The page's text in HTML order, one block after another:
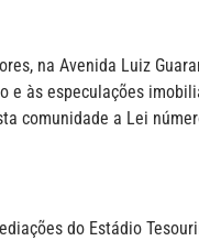
na Avenida Luiz
e às especulações
comunidade a Lei
do Estádio